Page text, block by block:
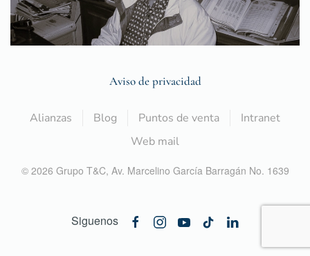
Aviso de privacidad
Alianzas Blog Puntos de venta
Intranet
Web mail
© 2026 Grupo T&C, Av. Marcelino García Barragán No. 1639
Siguenos